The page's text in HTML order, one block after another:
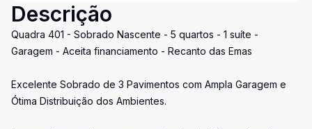
Descrição
Quadra 401 - Sobrado Nascente - 5 quartos - 1 suíte -
Garagem - Aceita financiamento - Recanto das Emas
Excelente Sobrado de 3 Pavimentos com Ampla Garagem e
Ótima Distribuição dos Ambientes.